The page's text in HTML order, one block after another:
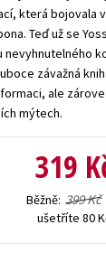
která bojovala
Teď už se
nevyhnutelného
závažná
ale
mýtech.
319
Běžně 399 Kč
ušetříte 80